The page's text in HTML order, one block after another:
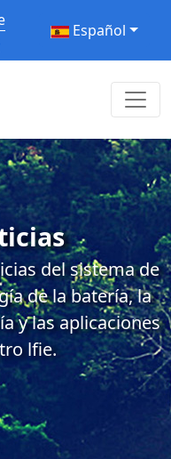
Español
del sistema de
de la batería, la
y las aplicaciones
lfie.